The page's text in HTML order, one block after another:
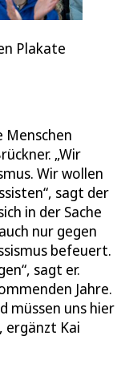
Plakate
Menschen
„Wir
Wir wollen
sagt der
in der Sache
nur gegen
befeuert.
sagt er.
Jahre.
müssen uns hier
ergänzt Kai